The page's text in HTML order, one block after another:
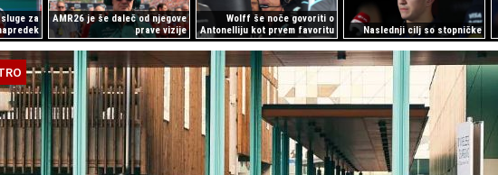
za
AMR26 je še daleč od njegove
prave vizije
Wolff še noče govoriti o
Antonelliju kot prvem favoritu
Naslednji cilj so stopničke